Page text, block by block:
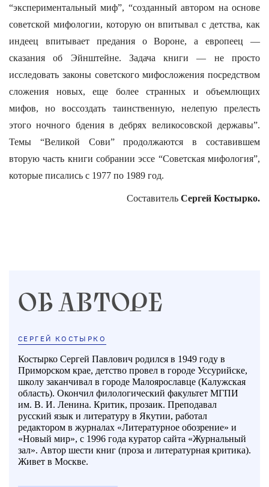
“экспериментальный миф”, “созданный автором на основе
советской мифологии, которую он впитывал с детства, как
индеец впитывает предания о Вороне, а европеец —
сказания об Эйнштейне. Задача книги — не просто
исследовать законы советского мифосложения посредством
сложения новых, еще более странных и объемлющих
мифов, но воссоздать таинственную, нелепую прелесть
этого ночного бдения в дебрях великосовской державы”.
Темы “Великой Сови” продолжаются в составившем
вторую часть книги собрании эссе “Советская мифология”,
которые писались с 1977 по 1989 год.
Составитель Сергей Костырко.
ОБ АВТОРЕ
СЕРГЕЙ КОСТЫРКО
Костырко Сергей Павлович родился в 1949 году в
Приморском крае, детство провел в городе Уссурийске,
школу заканчивал в городе Малоярославце (Калужская
область). Окончил филологический факультет МГПИ
им. В. И. Ленина. Критик, прозаик. Преподавал
русский язык и литературу в Якутии, работал
редактором в журналах «Литературное обозрение» и
«Новый мир», с 1996 года куратор сайта «Журнальный
зал». Автор шести книг (проза и литературная критика).
Живет в Москве.